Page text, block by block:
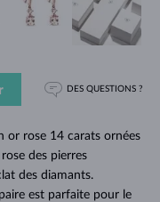
or rose 14 carats ornées
des pierres
des diamants.
est parfaite pour le
DES QUESTIONS ?